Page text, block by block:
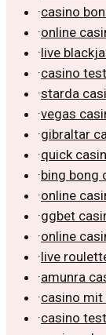
·casino
·online
·live
·casino
·starda
·vegas
·gibraltar
·quick
·bing bong
·online
·ggbet
·online
·live
·amunra
·casino mit
·casino